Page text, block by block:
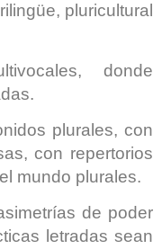
pluricultural
donde
plurales, con
con repertorios
mundo plurales.
de poder
letradas sean